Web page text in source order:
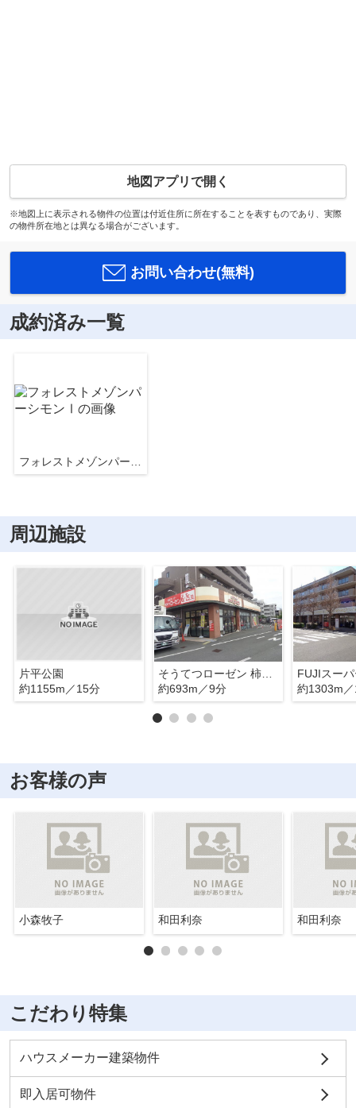
地図アプリで開く
※地図上に表示される物件の位置は付近住所に所在することを表すものであり、実際
の物件所在地とは異なる場合がございます。
お問い合わせ(無料)
成約済み一覧
周辺施設
片平公園
約1155m／15分
そうてつローゼン 柿生店
約693m／9分
FUJIスー
約1303m
お客様の声
小森牧子 和田利奈 和田利奈
こだわり特集
ハウスメーカー建築物件
即入居可物件